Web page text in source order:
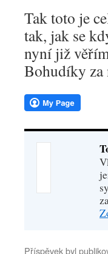
Tak toto je
tak, jak se
nyní již
Bohudíky za
Příspěvek byl